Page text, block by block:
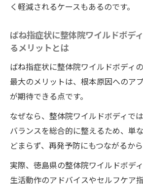
く軽減されるケースもあるのです。
ばね指症状に整体院ワイルドボデ
るメリットとは
ばね指症状に整体院ワイルドボディ
最大のメリットは、根本原因へのア
が期待できる点です。
なぜなら、整体院ワイルドボディで
バランスを総合的に整えるため、単
どまらず、再発予防にもつながるから
実際、徳島県の整体院ワイルドボデ
生活動作のアドバイスやセルフケア